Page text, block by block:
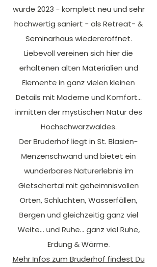
wurde 2023 - komplett neu und sehr
hochwertig saniert - als Retreat- &
Seminarhaus wiedereröffnet.
Liebevoll vereinen sich hier die
erhaltenen alten Materialien und
Elemente in ganz vielen kleinen
Details mit Moderne und Komfort...
inmitten der mystischen Natur des
Hochschwarzwaldes.
Der Bruderhof liegt in St. Blasien-
Menzenschwand und bietet ein
wunderbares Naturerlebnis im
Gletschertal mit geheimnisvollen
Orten, Schluchten, Wasserfällen,
Bergen und gleichzeitig ganz viel
Weite... und Ruhe... ganz viel Ruhe,
Erdung & Wärme.
Mehr Infos zum Bruderhof findest Du